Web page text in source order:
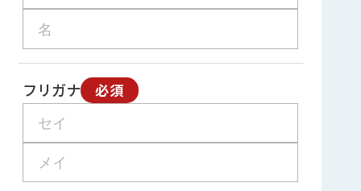
フリガナ 必須